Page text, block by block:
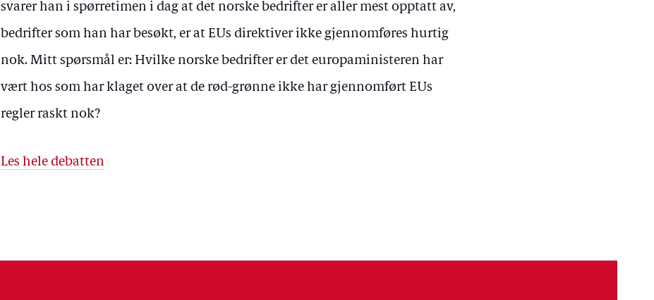
svarer han i spørretimen i dag at det norske bedrifter er aller mest opptatt av,
bedrifter som han har besøkt, er at EUs direktiver ikke gjennomføres hurtig
nok. Mitt spørsmål er: Hvilke norske bedrifter er det europaministeren har
vært hos som har klaget over at de rød-grønne ikke har gjennomført EUs
regler raskt nok?
Les hele debatten